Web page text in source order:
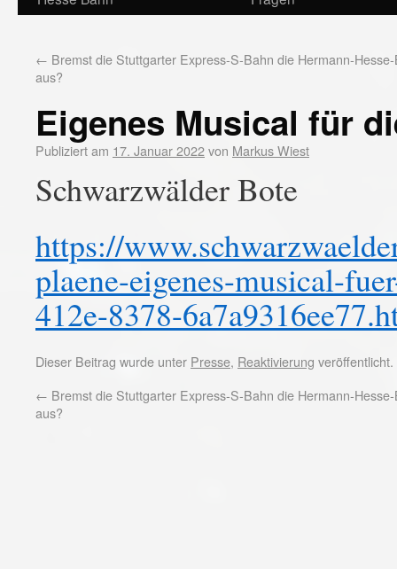
← Bremst die Stuttgarter Express-S-Bahn die Hermann-
aus?
Eigenes Musical für
Publiziert am 17. Januar 2022von Markus Wiest
Schwarzwälder Bote
https://
plaene-eigenes-musical-
412e-8378-
Dieser Beitrag wurde unter Presse, Reaktivierung
← Bremst die Stuttgarter Express-S-Bahn die Hermann-
aus?